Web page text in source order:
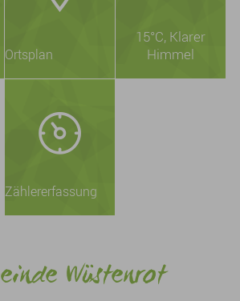
Ortsplan
15°C, Klarer
Himmel
Zählererfassung
Wüstenrot